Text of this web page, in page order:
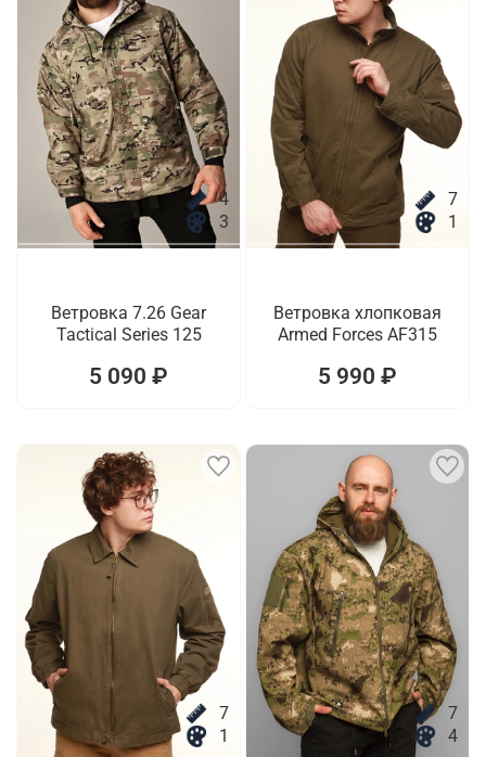
4
3
Ветровка 7.26 Gear
Tactical Series 125
5 090 ₽
7
1
Ветровка хлопковая
Armed Forces AF315
5 990 ₽
7
1
7
4